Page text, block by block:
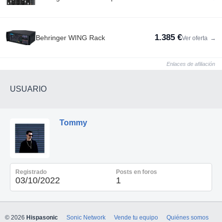
Behringer WING Rack 1.385 €Ver oferta →
Enlaces de afiliación
USUARIO
Tommy
Registrado
03/10/2022
Posts en foros
1
© 2026 Hispasonic Sonic Network Vende tu equipo Quiénes somos